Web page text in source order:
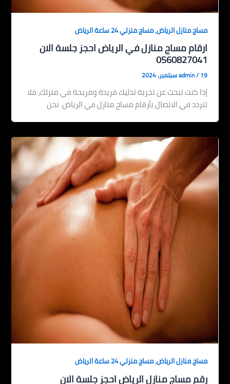
مساج منازل الرياض,مساج منزلي 24 ساعة الرياض
ارقام مساج منازل في الرياض احجز جلسة الان
0560827041
admin/19 سبتمبر، 2024
إذا كنت تبحث عن تجربة تدليك فريدة ومريحة في منزلك، فلا
تتردد في الاتصال بأرقام مساج منازل في الرياض. نحن
مساج منازل الرياض,مساج منزلي 24 ساعة الرياض
رقم مساج منازل الرياض احجز جلسة الان